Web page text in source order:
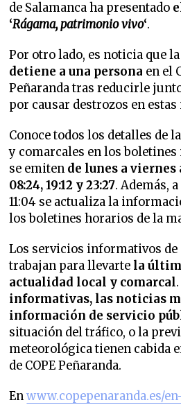
de Salamanca ha presentado
‘Rágama, patrimonio vivo‘.
Por otro lado, es noticia que
detiene a una persona en el
Peñaranda tras reducirle
por causar destrozos en
Conoce todos los detalles de
y comarcales en los
se emiten de lunes a viernes
08:24, 19:12 y 23:27. Además,
11:04 se actualiza la
los boletines horarios de la
Los servicios informativos de
trabajan para llevarte la
actualidad local y comarcal.
informativas, las noticias
información de servicio
situación del tráfico, o la
meteorológica tienen cabida
de COPE Peñaranda.
Enwww.copepenaranda.es/